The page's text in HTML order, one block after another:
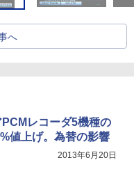
へ
レコーダ5機種の
値上げ。為替の影響
2013年6月20日